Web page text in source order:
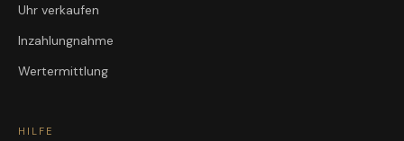
Uhr verkaufen
Inzahlungnahme
Wertermittlung
HILFE